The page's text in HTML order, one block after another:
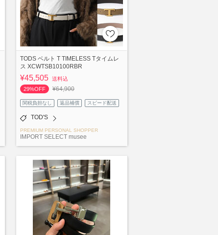
TODS ベルト T TIMELESS Tタイムレ
ス XCWTSB10100RBR
¥45,505 送料込
29%OFF
¥64,900
関税負担なし 返品補償 スピード配送
TOD'S
PREMIUM PERSONAL SHOPPER
IMPORT SELECT musee